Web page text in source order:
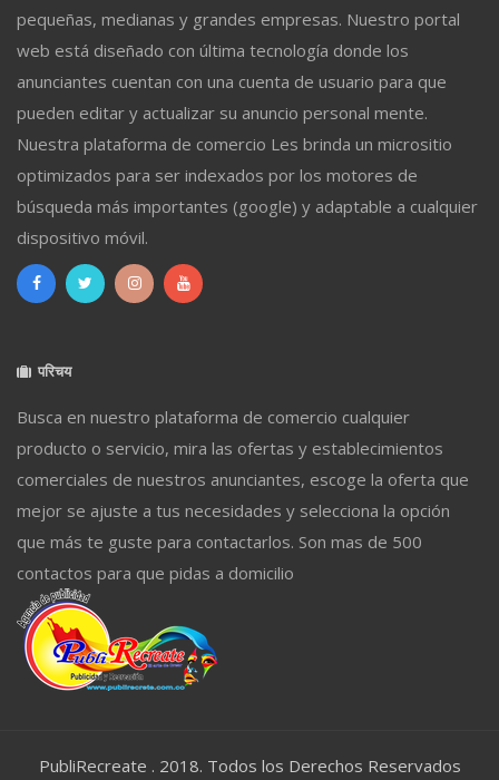
pequeñas, medianas y grandes empresas. Nuestro portal
web está diseñado con última tecnología donde los
anunciantes cuentan con una cuenta de usuario para que
pueden editar y actualizar su anuncio personal mente.
Nuestra plataforma de comercio Les brinda un micrositio
optimizados para ser indexados por los motores de
búsqueda más importantes (google) y adaptable a cualquier
dispositivo móvil.
परिचय
Busca en nuestro plataforma de comercio cualquier
producto o servicio, mira las ofertas y establecimientos
comerciales de nuestros anunciantes, escoge la oferta que
mejor se ajuste a tus necesidades y selecciona la opción
que más te guste para contactarlos. Son mas de 500
contactos para que pidas a domicilio
PubliRecreate . 2018. Todos los Derechos Reservados